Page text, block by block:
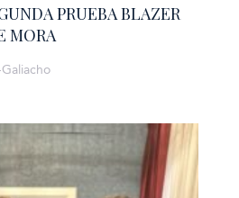
PRUEBA BLAZER
MORA